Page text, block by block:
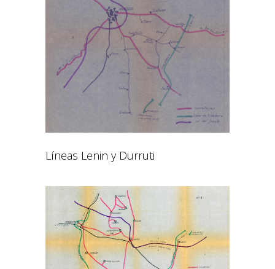
Líneas Lenin y Durruti